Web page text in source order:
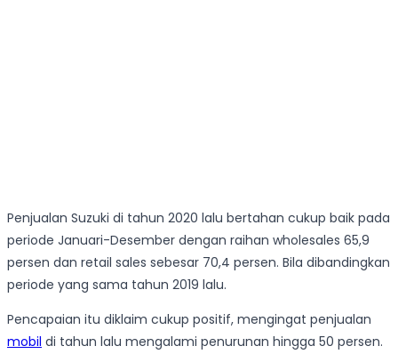
Penjualan Suzuki di tahun 2020 lalu bertahan cukup baik pada
periode Januari-Desember dengan raihan wholesales 65,9
persen dan retail sales sebesar 70,4 persen. Bila dibandingkan
periode yang sama tahun 2019 lalu.
Pencapaian itu diklaim cukup positif, mengingat penjualan
mobil di tahun lalu mengalami penurunan hingga 50 persen.